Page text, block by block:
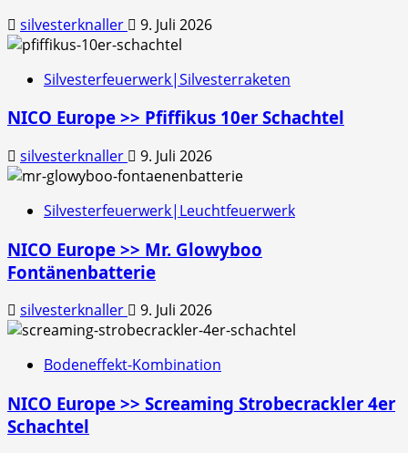
silvesterknaller 9. Juli 2026
Silvesterfeuerwerk|Silvesterraketen
NICO Europe >> Pfiffikus 10er Schachtel
silvesterknaller 9. Juli 2026
Silvesterfeuerwerk|Leuchtfeuerwerk
NICO Europe >> Mr. Glowyboo
Fontänenbatterie
silvesterknaller 9. Juli 2026
Bodeneffekt-Kombination
NICO Europe >> Screaming Strobecrackler 4er
Schachtel